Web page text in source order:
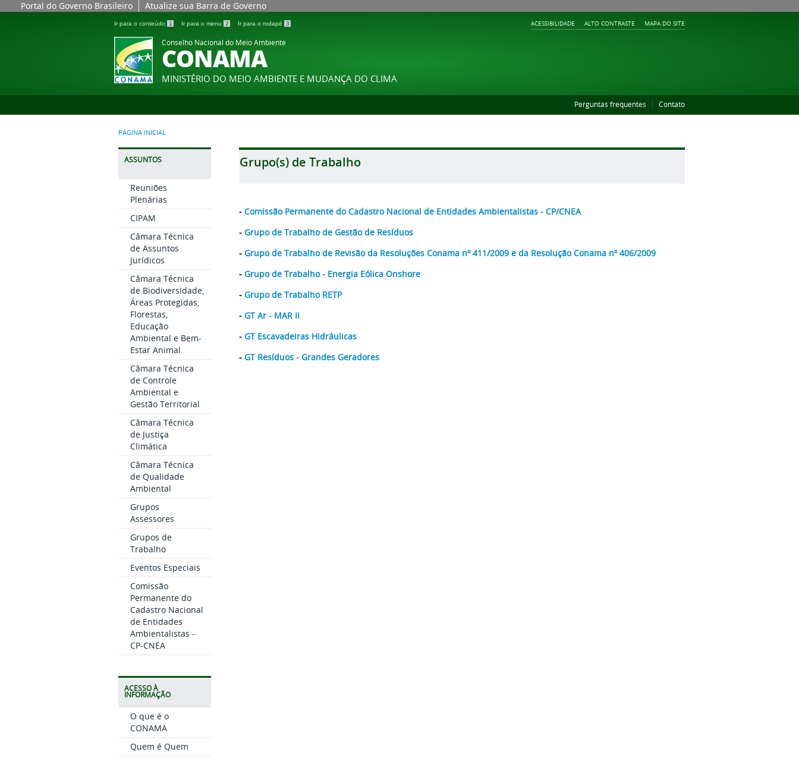
Portal do Governo Brasileiro Atualize sua Barra de Governo
Ir para o conteúdo 1 Ir para o menu 2 Ir para o rodapé 3 ACESSIBILIDADE ALTO CONTRASTE MAPA DO SITE
Conselho Nacional do Meio Ambiente
CONAMA
MINISTÉRIO DO MEIO AMBIENTE E MUDANÇA DO CLIMA
Perguntas frequentes Contato
PÁGINA INICIAL
ASSUNTOS
Reuniões
Plenárias
CIPAM
Câmara Técnica
de Assuntos
Jurídicos
Câmara Técnica
de Biodiversidade,
Áreas Protegidas,
Florestas,
Educação
Ambiental e Bem-
Estar Animal
Câmara Técnica
de Controle
Ambiental e
Gestão Territorial
Câmara Técnica
de Justiça
Climática
Câmara Técnica
de Qualidade
Ambiental
Grupos
Assessores
Grupos de
Trabalho
Eventos Especiais
Comissão
Permanente do
Cadastro Nacional
de Entidades
Ambientalistas -
CP-CNEA
ACESSO À
INFORMAÇÃO
O que é o
CONAMA
Quem é Quem
Grupo(s) de Trabalho
- Comissão Permanente do Cadastro Nacional de Entidades Ambientalistas - CP/CNEA
- Grupo de Trabalho de Gestão de Resíduos
- Grupo de Trabalho de Revisão da Resoluções Conama nº 411/2009 e da Resolução Conama nº 406/2009
- Grupo de Trabalho - Energia Eólica Onshore
- Grupo de Trabalho RETP
- GT Ar - MAR II
- GT Escavadeiras Hidráulicas
- GT Resíduos - Grandes Geradores